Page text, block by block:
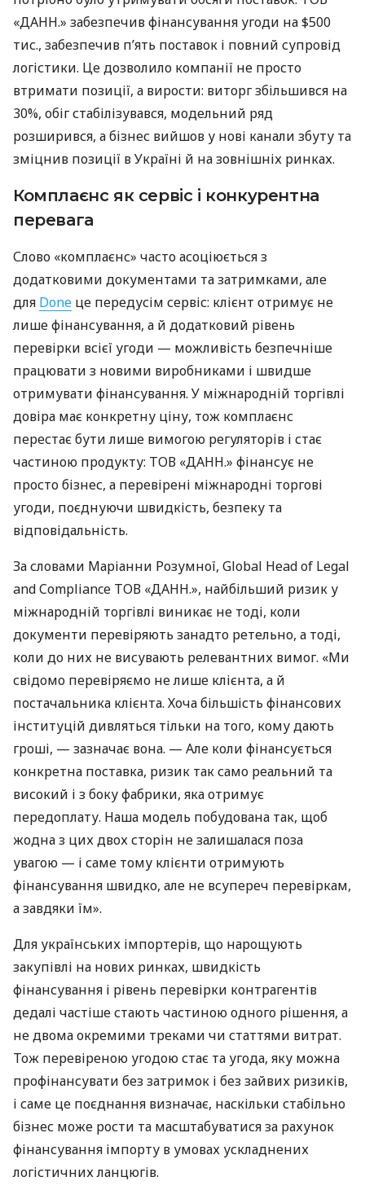
«ДАНН.» забезпечив фінансування угоди на $500
тис., забезпечив п’ять поставок і повний супровід
логістики. Це дозволило компанії не просто
втримати позиції, а вирости: виторг збільшився на
30%, обіг стабілізувався, модельний ряд
розширився, а бізнес вийшов у нові канали збуту та
зміцнив позиції в Україні й на зовнішніх ринках.
Комплаєнс як сервіс і конкурентна
перевага
Слово «комплаєнс» часто асоціюється з
додатковими документами та затримками, але
для Done це передусім сервіс: клієнт отримує не
лише фінансування, а й додатковий рівень
перевірки всієї угоди — можливість безпечніше
працювати з новими виробниками і швидше
отримувати фінансування. У міжнародній торгівлі
довіра має конкретну ціну, тож комплаєнс
перестає бути лише вимогою регуляторів і стає
частиною продукту: ТОВ «ДАНН.» фінансує не
просто бізнес, а перевірені міжнародні торгові
угоди, поєднуючи швидкість, безпеку та
відповідальність.
За словами Маріанни Розумної, Global Head of Legal
and Compliance ТОВ «ДАНН.», найбільший ризик у
міжнародній торгівлі виникає не тоді, коли
документи перевіряють занадто ретельно, а тоді,
коли до них не висувають релевантних вимог. «Ми
свідомо перевіряємо не лише клієнта, а й
постачальника клієнта. Хоча більшість фінансових
інституцій дивляться тільки на того, кому дають
гроші, — зазначає вона. — Але коли фінансується
конкретна поставка, ризик так само реальний та
високий і з боку фабрики, яка отримує
передоплату. Наша модель побудована так, щоб
жодна з цих двох сторін не залишалася поза
увагою — і саме тому клієнти отримують
фінансування швидко, але не всупереч перевіркам,
а завдяки їм».
Для українських імпортерів, що нарощують
закупівлі на нових ринках, швидкість
фінансування і рівень перевірки контрагентів
дедалі частіше стають частиною одного рішення, а
не двома окремими треками чи статтями витрат.
Тож перевіреною угодою стає та угода, яку можна
профінансувати без затримок і без зайвих ризиків,
і саме це поєднання визначає, наскільки стабільно
бізнес може рости та масштабуватися за рахунок
фінансування імпорту в умовах ускладнених
логістичних ланцюгів.